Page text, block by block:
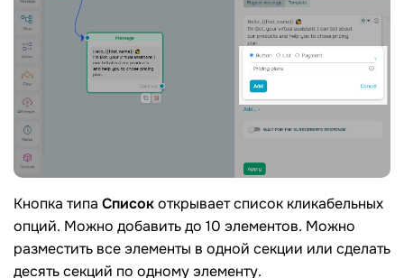
Кнопка типа Списокоткрывает список кликабельных
опций. Можно добавить до 10 элементов. Можно
разместить все элементы в одной секции или сделать
десять секций по одному элементу.